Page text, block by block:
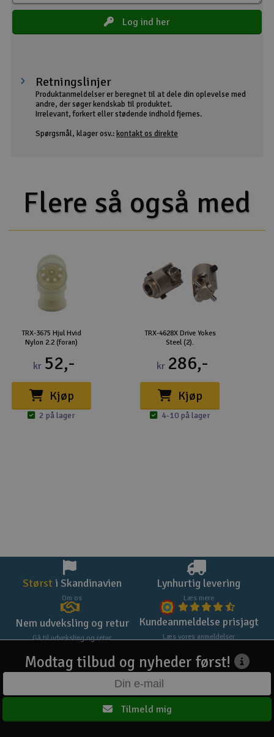
Log ind her
Retningslinjer
Produktanmeldelser er beregnet til at dele din oplevelse med
andre, der søger kendskab til produktet.
Irrelevant, forkert eller stødende indhold fjernes.
Spørgsmål, klager osv.: kontakt os direkte
Flere så også med
TRX-3675 Hjul Hvid
Nylon 2.2 (foran)
kr 52,-
Kjøp
2 på lager
TRX-4628X Drive Yokes
Steel (2).
kr 286,-
Kjøp
4-10 på lager
Størst i Skandinavien
Om os
Lynhurtig levering
Læs mere
Nem udveksling og retur
Gå til udveksling og retur
Kundeanmeldelse prisjagt
Læs vores anmeldelser
Modtag tilbud og nyheder først!
Tilmeld mig